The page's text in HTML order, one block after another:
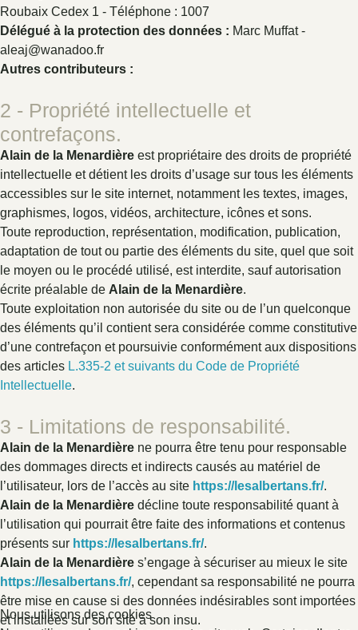
Roubaix Cedex 1 - Téléphone : 1007
Délégué à la protection des données : Marc Muffat -
aleaj@wanadoo.fr
Autres contributeurs :
2 - Propriété intellectuelle et
contrefaçons.
Alain de la Menardière est propriétaire des droits de propriété
intellectuelle et détient les droits d’usage sur tous les éléments
accessibles sur le site internet, notamment les textes, images,
graphismes, logos, vidéos, architecture, icônes et sons.
Toute reproduction, représentation, modification, publication,
adaptation de tout ou partie des éléments du site, quel que soit
le moyen ou le procédé utilisé, est interdite, sauf autorisation
écrite préalable de Alain de la Menardière.
Toute exploitation non autorisée du site ou de l’un quelconque
des éléments qu’il contient sera considérée comme constitutive
d’une contrefaçon et poursuivie conformément aux dispositions
des articles L.335-2 et suivants du Code de Propriété
Intellectuelle.
3 - Limitations de responsabilité.
Alain de la Menardière ne pourra être tenu pour responsable
des dommages directs et indirects causés au matériel de
l’utilisateur, lors de l’accès au site https://lesalbertans.fr/.
Alain de la Menardière décline toute responsabilité quant à
l’utilisation qui pourrait être faite des informations et contenus
présents sur https://lesalbertans.fr/.
Alain de la Menardière s’engage à sécuriser au mieux le site
https://lesalbertans.fr/, cependant sa responsabilité ne pourra
être mise en cause si des données indésirables sont importées
et installées sur son site à son insu.
Nous utilisons des cookies